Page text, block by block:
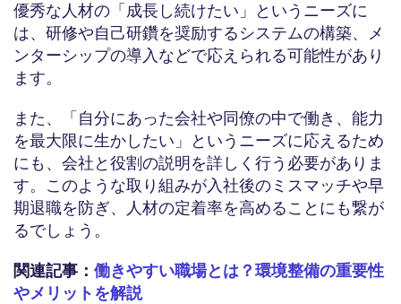
優秀な人材の「成長し続けたい」というニーズに
は、研修や自己研鑽を奨励するシステムの構築、メ
ンターシップの導入などで応えられる可能性があり
ます。
また、「自分にあった会社や同僚の中で働き、能力
を最大限に生かしたい」というニーズに応えるため
にも、会社と役割の説明を詳しく行う必要がありま
す。このような取り組みが入社後のミスマッチや早
期退職を防ぎ、人材の定着率を高めることにも繋が
るでしょう。
関連記事： 働きやすい職場とは？環境整備の重要性
やメリットを解説